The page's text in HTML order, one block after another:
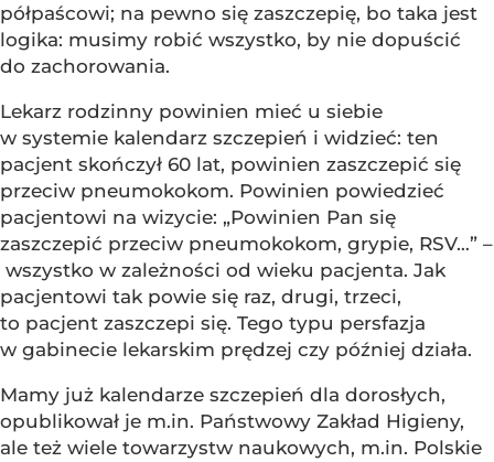
półpaścowi; na pewno się zaszczepię, bo taka jest
logika: musimy robić wszystko, by nie dopuścić
do zachorowania.
Lekarz rodzinny powinien mieć u siebie
w systemie kalendarz szczepień i widzieć: ten
pacjent skończył 60 lat, powinien zaszczepić się
przeciw pneumokokom. Powinien powiedzieć
pacjentowi na wizycie: „Powinien Pan się
zaszczepić przeciw pneumokokom, grypie, RSV…” –
wszystko w zależności od wieku pacjenta. Jak
pacjentowi tak powie się raz, drugi, trzeci,
to pacjent zaszczepi się. Tego typu persfazja
w gabinecie lekarskim prędzej czy później działa.
Mamy już kalendarze szczepień dla dorosłych,
opublikował je m.in. Państwowy Zakład Higieny,
ale też wiele towarzystw naukowych, m.in. Polskie